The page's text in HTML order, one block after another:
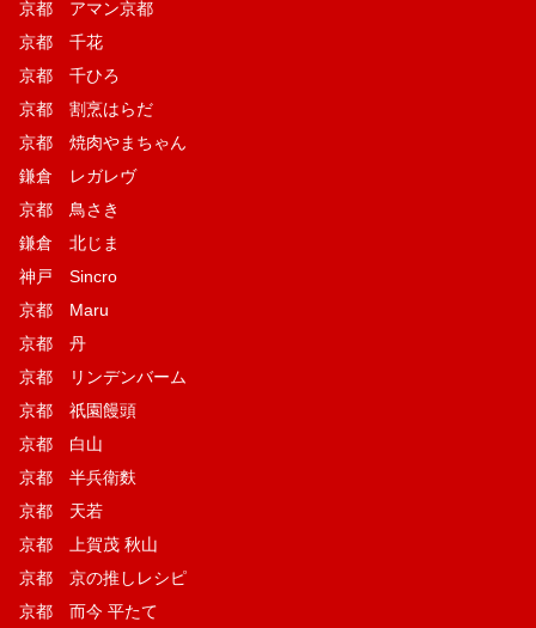
京都 アマン京都
京都 千花
京都 千ひろ
京都 割烹はらだ
京都 焼肉やまちゃん
鎌倉 レガレヴ
京都 鳥さき
鎌倉 北じま
神戸 Sincro
京都 Maru
京都 丹
京都 リンデンバーム
京都 祇園饅頭
京都 白山
京都 半兵衛麩
京都 天若
京都 上賀茂 秋山
京都 京の推しレシピ
京都 而今 平たて